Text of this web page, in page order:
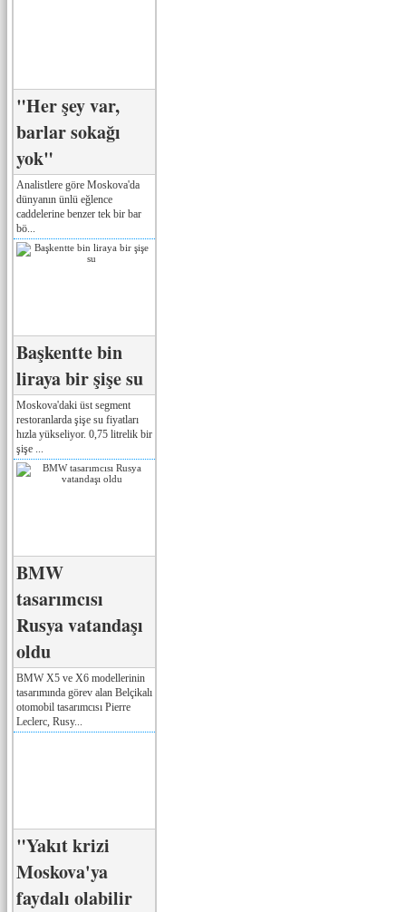
"Her şey var,
barlar sokağı
yok"
Analistlere göre Moskova'da
dünyanın ünlü eğlence
caddelerine benzer tek bir bar
bö...
Başkentte bin
liraya bir şişe su
Moskova'daki üst segment
restoranlarda şişe su fiyatları
hızla yükseliyor. 0,75 litrelik bir
şişe ...
BMW
tasarımcısı
Rusya vatandaşı
oldu
BMW X5 ve X6 modellerinin
tasarımında görev alan Belçikalı
otomobil tasarımcısı Pierre
Leclerc, Rusy...
"Yakıt krizi
Moskova'ya
faydalı olabilir